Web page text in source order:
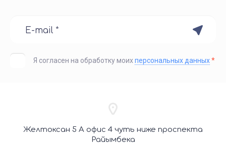
Я согласен на обработку моихперсональных данных*
Желтоксан 5 А офис 4 чуть ниже проспекта
Райымбека